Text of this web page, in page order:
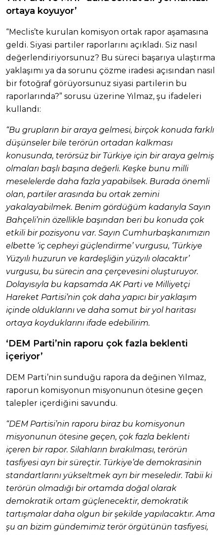
ortaya koyuyor’
“Meclis’te kurulan komisyon ortak rapor aşamasına
geldi. Siyasi partiler raporlarını açıkladı. Siz nasıl
değerlendiriyorsunuz? Bu süreci başarıya ulaştırma
yaklaşımı ya da sorunu çözme iradesi açısından nasıl
bir fotoğraf görüyorsunuz siyasi partilerin bu
raporlarında?” sorusu üzerine Yılmaz, şu ifadeleri
kullandı:
“Bu grupların bir araya gelmesi, birçok konuda farklı
düşünseler bile terörün ortadan kalkması
konusunda, terörsüz bir Türkiye için bir araya gelmiş
olmaları başlı başına değerli. Keşke bunu milli
meselelerde daha fazla yapabilsek. Burada önemli
olan, partiler arasında bu ortak zemini
yakalayabilmek. Benim gördüğüm kadarıyla Sayın
Bahçeli’nin özellikle başından beri bu konuda çok
etkili bir pozisyonu var. Sayın Cumhurbaşkanımızın
elbette ‘iç cepheyi güçlendirme’ vurgusu, ‘Türkiye
Yüzyılı huzurun ve kardeşliğin yüzyılı olacaktır’
vurgusu, bu sürecin ana çerçevesini oluşturuyor.
Dolayısıyla bu kapsamda AK Parti ve Milliyetçi
Hareket Partisi’nin çok daha yapıcı bir yaklaşım
içinde olduklarını ve daha somut bir yol haritası
ortaya koyduklarını ifade edebilirim.
‘DEM Parti’nin raporu çok fazla beklenti
içeriyor’
DEM Parti’nin sunduğu rapora da değinen Yılmaz,
raporun komisyonun misyonunun ötesine geçen
talepler içerdiğini savundu.
“DEM Partisi’nin raporu biraz bu komisyonun
misyonunun ötesine geçen, çok fazla beklenti
içeren bir rapor. Silahların bırakılması, terörün
tasfiyesi ayrı bir süreçtir. Türkiye’de demokrasinin
standartlarını yükseltmek ayrı bir meseledir. Tabii ki
terörün olmadığı bir ortamda doğal olarak
demokratik ortam güçlenecektir, demokratik
tartışmalar daha olgun bir şekilde yapılacaktır. Ama
şu an bizim gündemimiz terör örgütünün tasfiyesi,